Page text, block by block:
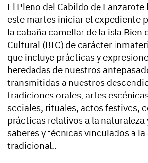
El Pleno del Cabildo de Lanzarote
este martes iniciar el expediente
la cabaña camellar de la isla Bien
Cultural (BIC) de carácter
que incluye prácticas y
heredadas de nuestros
transmitidas a nuestros
tradiciones orales, artes
sociales, rituales, actos festivos,
prácticas relativos a la naturaleza
saberes y técnicas vinculados a la
tradicional..